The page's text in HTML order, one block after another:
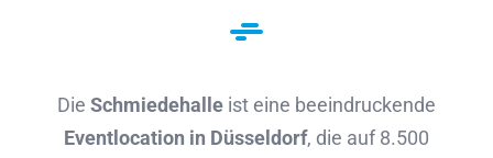
Die Schmiedehalle ist eine beeindruckende
Eventlocation in Düsseldorf, die auf 8.500